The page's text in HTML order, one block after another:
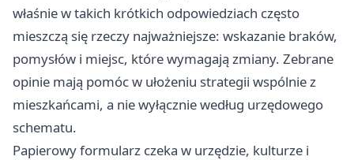
właśnie w takich krótkich odpowiedziach często
mieszczą się rzeczy najważniejsze: wskazanie braków,
pomysłów i miejsc, które wymagają zmiany. Zebrane
opinie mają pomóc w ułożeniu strategii wspólnie z
mieszkańcami, a nie wyłącznie według urzędowego
schematu.
Papierowy formularz czeka w urzędzie, kulturze i